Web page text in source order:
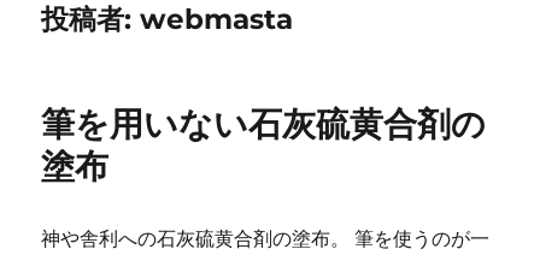
投稿者:webmasta
筆を用いない石灰硫黄合剤の
塗布
神や舎利への石灰硫黄合剤の塗布。 筆を使うのが一